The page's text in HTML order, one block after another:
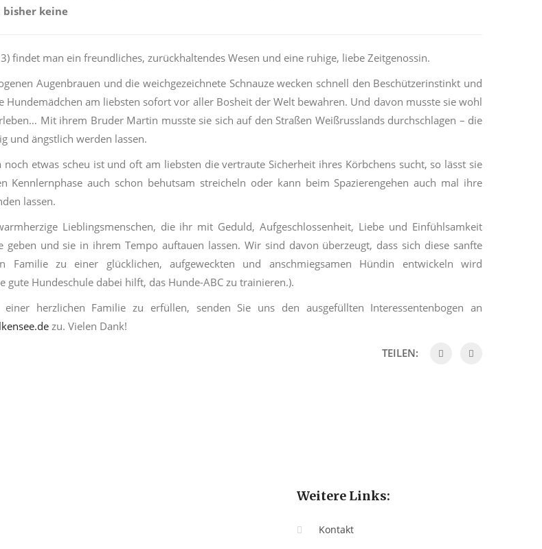
bisher keine
findet man ein freundliches, zurückhaltendes Wesen und eine ruhige, liebe Zeitgenossin.
Augenbrauen und die weichgezeichnete Schnauze wecken schnell den Beschützerinstinkt und
Hundemädchen am liebsten sofort vor aller Bosheit der Welt bewahren. Und davon musste sie wohl
Mit ihrem Bruder Martin musste sie sich auf den Straßen Weißrusslands durchschlagen – die
und ängstlich werden lassen.
noch etwas scheu ist und oft am liebsten die vertraute Sicherheit ihres Körbchens sucht, so lässt sie
Kennlernphase auch schon behutsam streicheln oder kann beim Spazierengehen auch mal ihre
lassen.
Lieblingsmenschen, die ihr mit Geduld, Aufgeschlossenheit, Liebe und Einfühlsamkeit
geben und sie in ihrem Tempo auftauen lassen. Wir sind davon überzeugt, dass sich diese sanfte
Familie zu einer glücklichen, aufgeweckten und anschmiegsamen Hündin entwickeln wird
gute Hundeschule dabei hilft, das Hunde-ABC zu trainieren.).
herzlichen Familie zu erfüllen, senden Sie uns den ausgefüllten Interessentenbogen an
zu. Vielen Dank!
TEILEN:
Weitere Links:
Kontakt